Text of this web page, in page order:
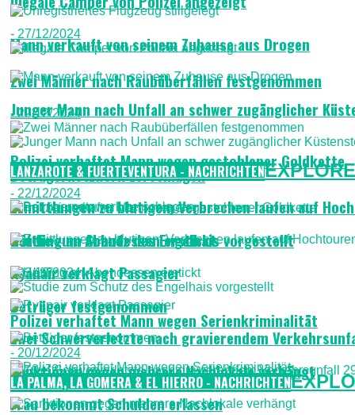
- 27/12/2024
Zwei Männer nach Raubüberfällen festgenommen
- 22/12/2024
Polizei verhaftet Mann wegen gestohlener Goldkette
- 22/12/2024
Studie zum Schutz des Engelhais vorgestellt
- 22/12/2024
Polizei verhaftet Mann wegen Serienkriminalität
- 20/12/2024
Mann verkauft von seinem Zuhause aus Drogen
Junger Mann nach Unfall an schwer zugänglicher
Betrügernetzwerk zerschlagen
Häftling an Abendessen erstickt
Betrüger festgenommen
Sanktionen gegen mehrere Nachlokale verhängt
LANZAROTE & FUERTEVENTURA - NACHRICHTEN
Ermittlungen zu blutigem Verbrechen laufen auf
Ryanair verklagt Passagier
Zwei Schwerverletzte nach gravierendem
Frau bekommt Schulden erlassen
LA PALMA, LA GOMERA & EL HIERRO - NACHRICHTEN